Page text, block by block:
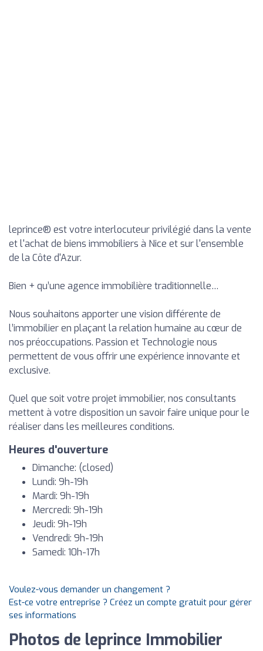
leprince® est votre interlocuteur privilégié dans la vente
et l'achat de biens immobiliers à Nice et sur l'ensemble
de la Côte d'Azur.
Bien + qu’une agence immobilière traditionnelle…
Nous souhaitons apporter une vision différente de
l’immobilier en plaçant la relation humaine au cœur de
nos préoccupations. Passion et Technologie nous
permettent de vous offrir une expérience innovante et
exclusive.
Quel que soit votre projet immobilier, nos consultants
mettent à votre disposition un savoir faire unique pour le
réaliser dans les meilleures conditions.
Heures d'ouverture
Dimanche: (closed)
Lundi: 9h-19h
Mardi: 9h-19h
Mercredi: 9h-19h
Jeudi: 9h-19h
Vendredi: 9h-19h
Samedi: 10h-17h
Voulez-vous demander un changement ?
Est-ce votre entreprise ? Créez un compte gratuit pour gérer
ses informations
Photos de leprince Immobilier